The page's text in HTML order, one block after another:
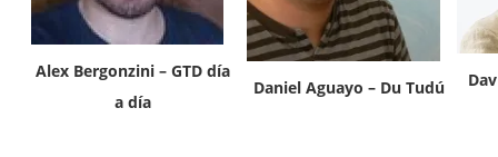
Alex Bergonzini – GTD día
a día
Daniel Aguayo – Du Tudú